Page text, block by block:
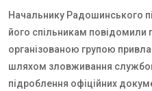
Начальнику Радошинського
його спільникам повідомили
організованою групою
шляхом зловживання
підроблення офіційних